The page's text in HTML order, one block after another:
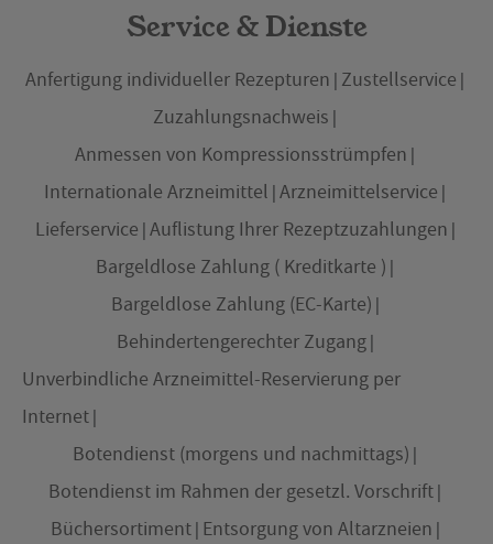
Service & Dienste
Anfertigung individueller Rezepturen Zustellservice
Zuzahlungsnachweis
Anmessen von Kompressionsstrümpfen
Internationale Arzneimittel Arzneimittelservice
Lieferservice Auflistung Ihrer Rezeptzuzahlungen
Bargeldlose Zahlung ( Kreditkarte )
Bargeldlose Zahlung (EC-Karte)
Behindertengerechter Zugang
Unverbindliche Arzneimittel-Reservierung per
Internet
Botendienst (morgens und nachmittags)
Botendienst im Rahmen der gesetzl. Vorschrift
Büchersortiment Entsorgung von Altarzneien